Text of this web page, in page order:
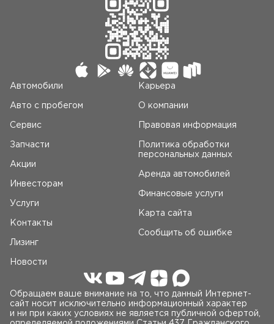
Автомобили
Авто c пробегом
Сервис
Запчасти
Акции
Инвесторам
Услуги
Контакты
Лизинг
Новости
Карьера
О компании
Правовая информация
Политика обработки
персональных данных
Аренда автомобилей
Финансовые услуги
Карта сайта
Сообщить об ошибке
Обращаем ваше внимание на то, что данный Интернет-
сайт носит исключительно информационный характер
и ни при каких условиях не является публичной офертой,